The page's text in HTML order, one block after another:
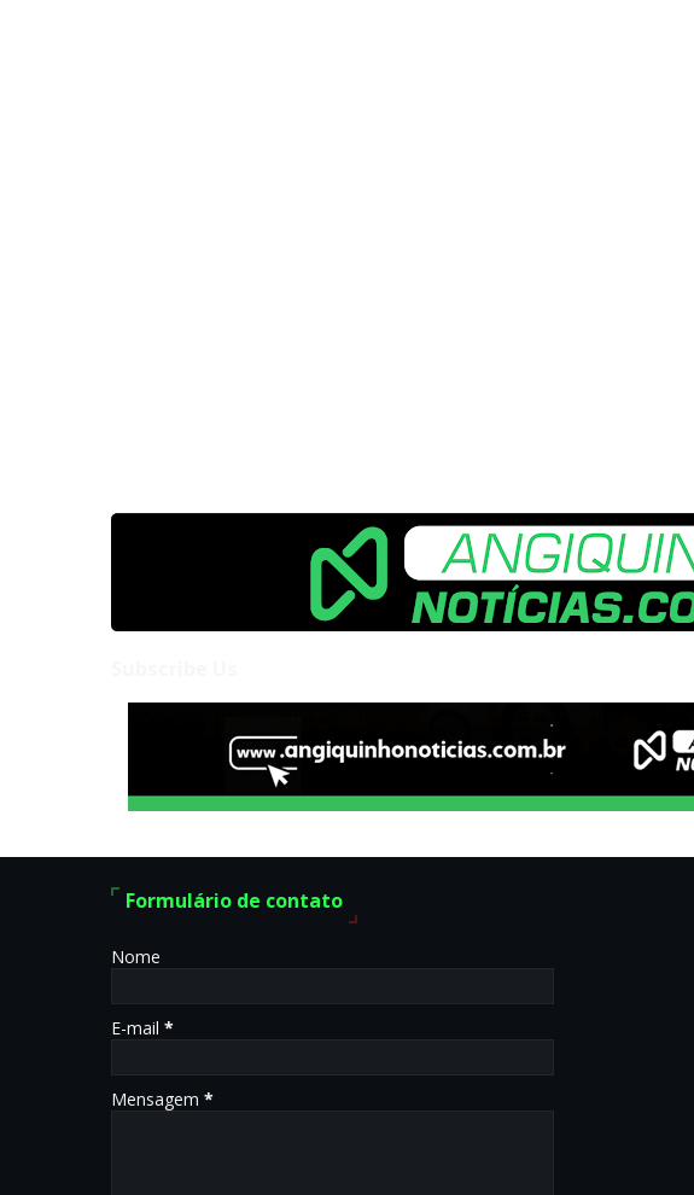
Formulário de contato
Nome
E-mail *
Mensagem *